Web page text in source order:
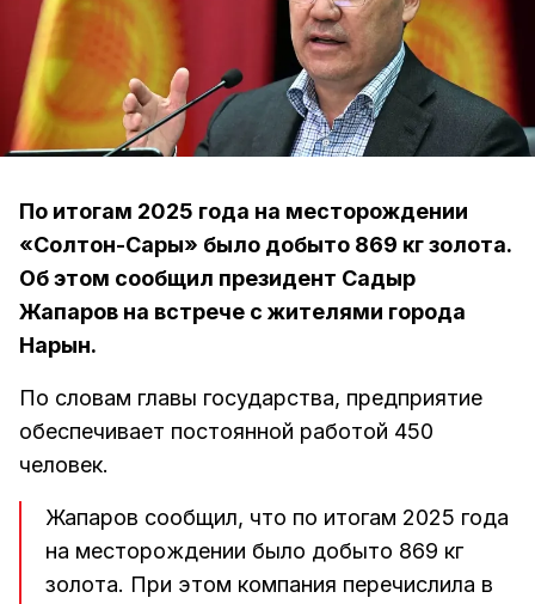
По итогам 2025 года на месторождении
«Солтон-Сары» было добыто 869 кг золота.
Об этом сообщил президент Садыр
Жапаров на встрече с жителями города
Нарын.
По словам главы государства, предприятие
обеспечивает постоянной работой 450
человек.
Жапаров сообщил, что по итогам 2025 года
на месторождении было добыто 869 кг
золота. При этом компания перечислила в